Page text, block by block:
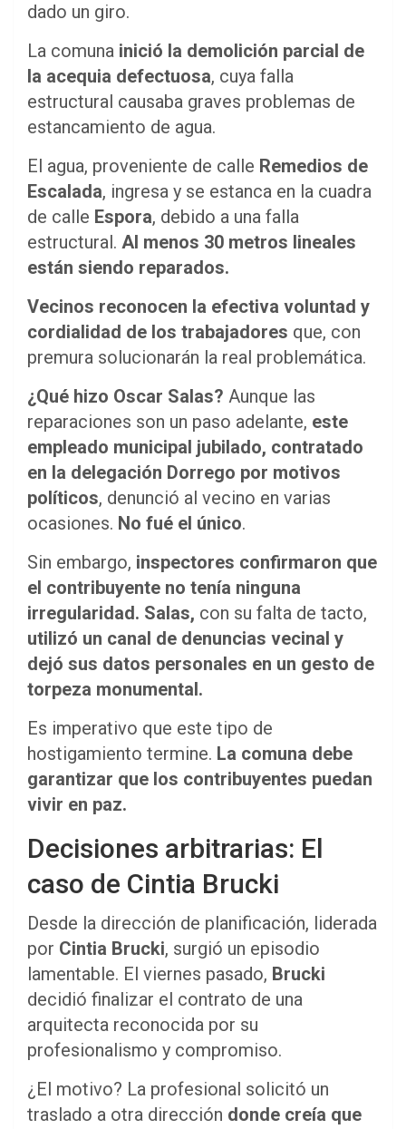
dado un giro.
La comuna inició la demolición parcial de
la acequia defectuosa, cuya falla
estructural causaba graves problemas de
estancamiento de agua.
El agua, proveniente de calle Remedios de
Escalada, ingresa y se estanca en la cuadra
de calle Espora, debido a una falla
estructural. Al menos 30 metros lineales
están siendo reparados.
Vecinos reconocen la efectiva voluntad y
cordialidad de los trabajadores que, con
premura solucionarán la real problemática.
¿Qué hizo Oscar Salas? Aunque las
reparaciones son un paso adelante, este
empleado municipal jubilado, contratado
en la delegación Dorrego por motivos
políticos, denunció al vecino en varias
ocasiones. No fué el único.
Sin embargo, inspectores confirmaron que
el contribuyente no tenía ninguna
irregularidad. Salas, con su falta de tacto,
utilizó un canal de denuncias vecinal y
dejó sus datos personales en un gesto de
torpeza monumental.
Es imperativo que este tipo de
hostigamiento termine. La comuna debe
garantizar que los contribuyentes puedan
vivir en paz.
Decisiones arbitrarias: El
caso de Cintia Brucki
Desde la dirección de planificación, liderada
por Cintia Brucki, surgió un episodio
lamentable. El viernes pasado, Brucki
decidió finalizar el contrato de una
arquitecta reconocida por su
profesionalismo y compromiso.
¿El motivo? La profesional solicitó un
traslado a otra dirección donde creía que